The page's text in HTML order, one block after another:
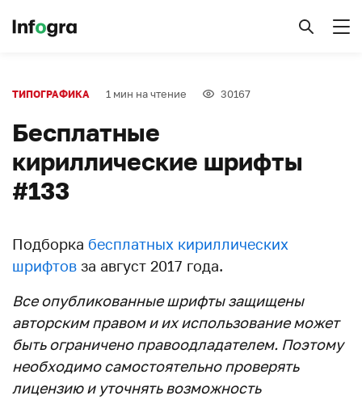
ТИПОГРАФИКА 1 мин на чтение 30167
Бесплатные
кириллические шрифты
#133
Подборка бесплатных кириллических
шрифтов за август 2017 года.
Все опубликованные шрифты защищены
авторским правом и их использование может
быть ограничено правоодладателем. Поэтому
необходимо самостоятельно проверять
лицензию и уточнять возможность